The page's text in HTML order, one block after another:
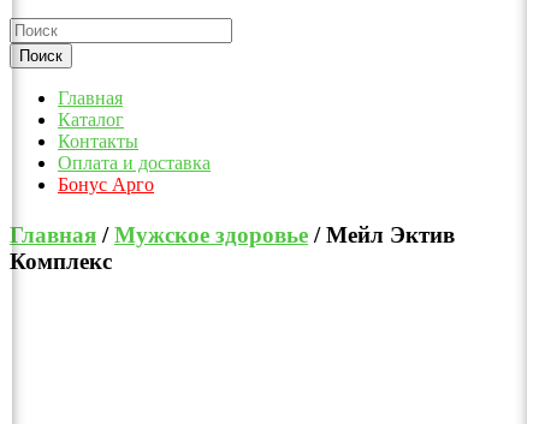
Главная
Каталог
Контакты
Оплата и доставка
Бонус Арго
Главная /Мужское здоровье / Мейл Эктив
Комплекс